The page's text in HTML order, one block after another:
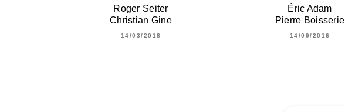
Roger Seiter
Christian Gine
14/03/2018
Éric Adam
Pierre Boisserie
14/09/2016